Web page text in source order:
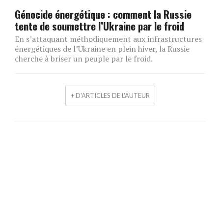
Génocide énergétique : comment la Russie
tente de soumettre l’Ukraine par le froid
En s’attaquant méthodiquement aux infrastructures
énergétiques de l’Ukraine en plein hiver, la Russie
cherche à briser un peuple par le froid.
+ D'ARTICLES DE L'AUTEUR